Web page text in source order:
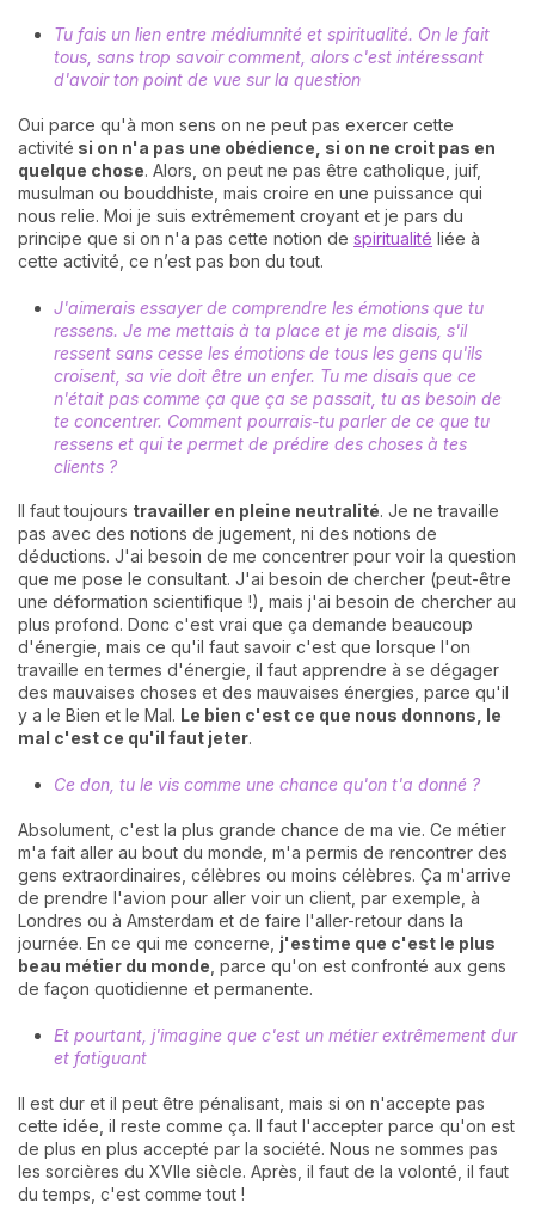
Tu fais un lien entre médiumnité et spiritualité. On le fait
tous, sans trop savoir comment, alors c'est intéressant
d'avoir ton point de vue sur la question
Oui parce qu'à mon sens on ne peut pas exercer cette
activité si on n'a pas une obédience, si on ne croit pas en
quelque chose. Alors, on peut ne pas être catholique, juif,
musulman ou bouddhiste, mais croire en une puissance qui
nous relie. Moi je suis extrêmement croyant et je pars du
principe que si on n'a pas cette notion de spiritualité liée à
cette activité, ce n’est pas bon du tout.
J'aimerais essayer de comprendre les émotions que tu
ressens. Je me mettais à ta place et je me disais, s'il
ressent sans cesse les émotions de tous les gens qu'ils
croisent, sa vie doit être un enfer. Tu me disais que ce
n'était pas comme ça que ça se passait, tu as besoin de
te concentrer. Comment pourrais-tu parler de ce que tu
ressens et qui te permet de prédire des choses à tes
clients ?
Il faut toujours travailler en pleine neutralité. Je ne travaille
pas avec des notions de jugement, ni des notions de
déductions. J'ai besoin de me concentrer pour voir la question
que me pose le consultant. J'ai besoin de chercher (peut-être
une déformation scientifique !), mais j'ai besoin de chercher au
plus profond. Donc c'est vrai que ça demande beaucoup
d'énergie, mais ce qu'il faut savoir c'est que lorsque l'on
travaille en termes d'énergie, il faut apprendre à se dégager
des mauvaises choses et des mauvaises énergies, parce qu'il
y a le Bien et le Mal. Le bien c'est ce que nous donnons, le
mal c'est ce qu'il faut jeter.
Ce don, tu le vis comme une chance qu'on t'a donné ?
Absolument, c'est la plus grande chance de ma vie. Ce métier
m'a fait aller au bout du monde, m'a permis de rencontrer des
gens extraordinaires, célèbres ou moins célèbres. Ça m'arrive
de prendre l'avion pour aller voir un client, par exemple, à
Londres ou à Amsterdam et de faire l'aller-retour dans la
journée. En ce qui me concerne, j'estime que c'est le plus
beau métier du monde , parce qu'on est confronté aux gens
de façon quotidienne et permanente.
Et pourtant, j'imagine que c'est un métier extrêmement dur
et fatiguant
Il est dur et il peut être pénalisant, mais si on n'accepte pas
cette idée, il reste comme ça. Il faut l'accepter parce qu'on est
de plus en plus accepté par la société. Nous ne sommes pas
les sorcières du XVIIe siècle. Après, il faut de la volonté, il faut
du temps, c'est comme tout !